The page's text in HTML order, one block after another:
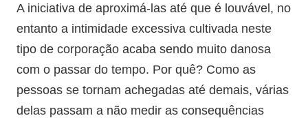
A iniciativa de aproximá-las até que é louvável, no
entanto a intimidade excessiva cultivada neste
tipo de corporação acaba sendo muito danosa
com o passar do tempo. Por quê? Como as
pessoas se tornam achegadas até demais, várias
delas passam a não medir as consequências